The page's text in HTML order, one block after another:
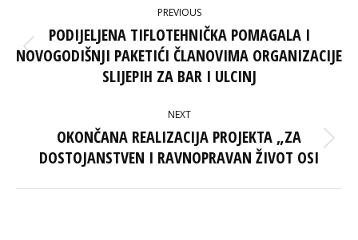
NAVIGATION
PREVIOUS
Previous
post:
PODIJELJENA TIFLOTEHNIČKA POMAGALA I
NOVOGODIŠNJI PAKETIĆI ČLANOVIMA ORGANIZACIJE
SLIJEPIH ZA BAR I ULCINJ
NEXT
Next
post:
OKONČANA REALIZACIJA PROJEKTA „ZA
DOSTOJANSTVEN I RAVNOPRAVAN ŽIVOT OSI